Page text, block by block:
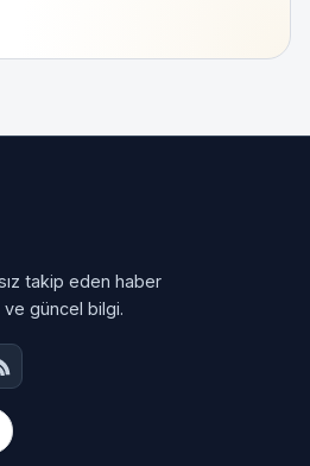
takip eden haber
güncel bilgi.